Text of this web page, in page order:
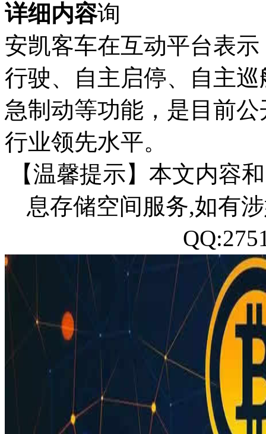
详细内容
安凯客车在互动平台表
行驶、自主启停、自主
急制动等功能，是目前
行业领先水平。
【温馨提示】本文内容
息存储空间服务,如有